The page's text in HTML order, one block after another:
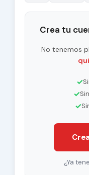
Crea tu
No tenemos
✓
✓
✓
¿Ya